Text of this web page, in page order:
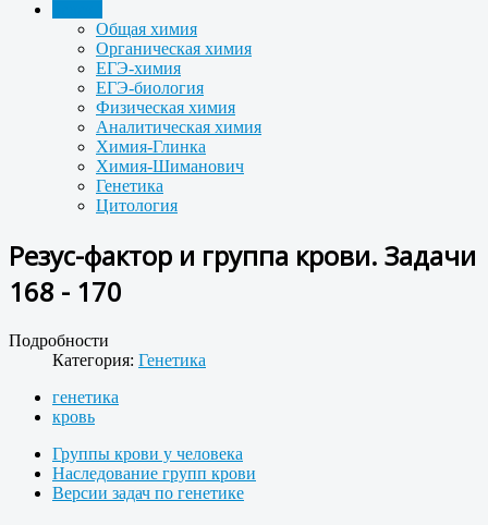
Общая химия
Органическая химия
ЕГЭ-химия
ЕГЭ-биология
Физическая химия
Аналитическая химия
Химия-Глинка
Химия-Шиманович
Генетика
Цитология
Резус-фактор и группа крови. Задачи
168 - 170
Подробности
Категория: Генетика
генетика
кровь
Группы крови у человека
Наследование групп крови
Версии задач по генетике